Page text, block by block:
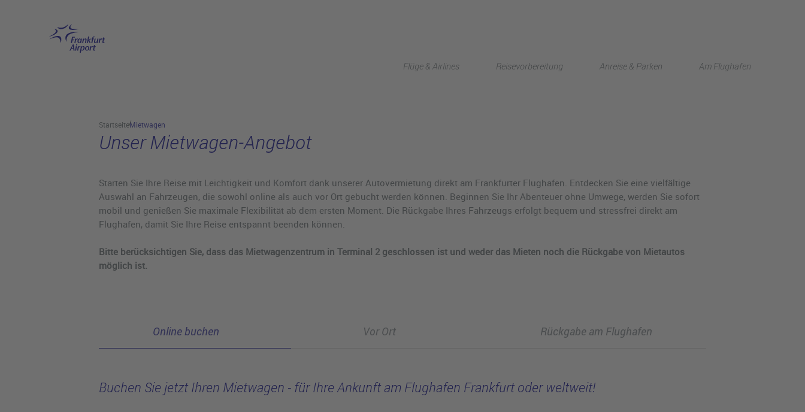
Flüge & Airlines Reisevorbereitung Anreise & Parken Am Flughafen
StartseiteMietwagen
Unser Mietwagen-Angebot
Starten Sie Ihre Reise mit Leichtigkeit und Komfort dank unserer Autovermietung direkt am Frankfurter Flughafen. Entdecken Sie eine vielfältige
Auswahl an Fahrzeugen, die sowohl online als auch vor Ort gebucht werden können. Beginnen Sie Ihr Abenteuer ohne Umwege, werden Sie sofort
mobil und genießen Sie maximale Flexibilität ab dem ersten Moment. Die Rückgabe Ihres Fahrzeugs erfolgt bequem und stressfrei direkt am
Flughafen, damit Sie Ihre Reise entspannt beenden können.
Bitte berücksichtigen Sie, dass das Mietwagenzentrum in Terminal 2 geschlossen ist und weder das Mieten noch die Rückgabe von Mietautos
möglich ist.
Online buchen Vor Ort Rückgabe am Flughafen
Buchen Sie jetzt Ihren Mietwagen - für Ihre Ankunft am Flughafen Frankfurt oder weltweit!